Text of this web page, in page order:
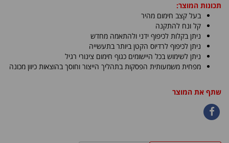
תכונות המוצר:
בעל קצב חימום מהיר
קל ונח להתקנה
ניתן בקלות לכיפוף ידני ולהתאמה מחדש
ניתן לכיפוף לרדיוס הקטן ביותר בתעשייה
ניתן לשימוש בכל היישומים כגוף חימום צינורי רגיל
מפחית משמעותית הפסקות בתהליך הייצור וחוסך בהוצאות כיוון מכונה
שתף את המוצר